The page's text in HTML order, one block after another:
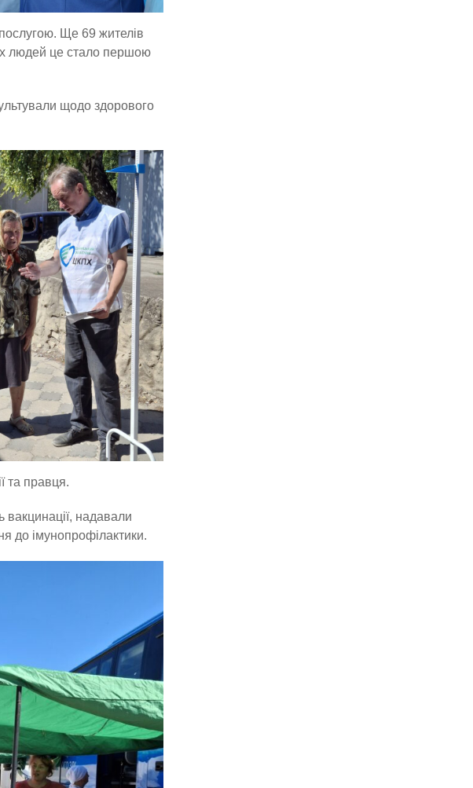
Ще 69 жителів
людей це стало першою
щодо здорового
та правця.
вакцинації, надавали
до імунопрофілактики.